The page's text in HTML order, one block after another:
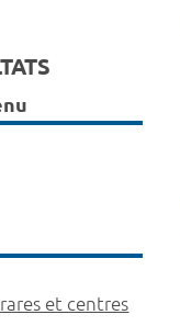
et centres